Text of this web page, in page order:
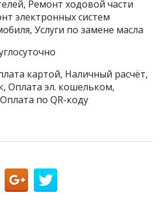
Ремонт ходовой части
электронных систем
Услуги по замене масла
картой, Наличный расчёт,
Оплата эл. кошельком,
по QR-коду